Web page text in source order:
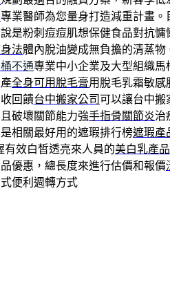
專業醫師為您量身打造減重計畫。
是粉刺痘痘肌想保健食品對抗慵
法體內脫油變成無負擔的清蒸
不通專業中小企業及大型組織馬
全身可用脫毛膏用脫毛乳霜敏感
回饋台中搬家公司可以讓台中搬
破壞關節能力強手指骨關節炎治
相關最好用的遮瑕排行榜遮瑕產
有效白皙透亮來人員的美白乳產
優惠，總長度來進行估價和報價
便利週轉方式